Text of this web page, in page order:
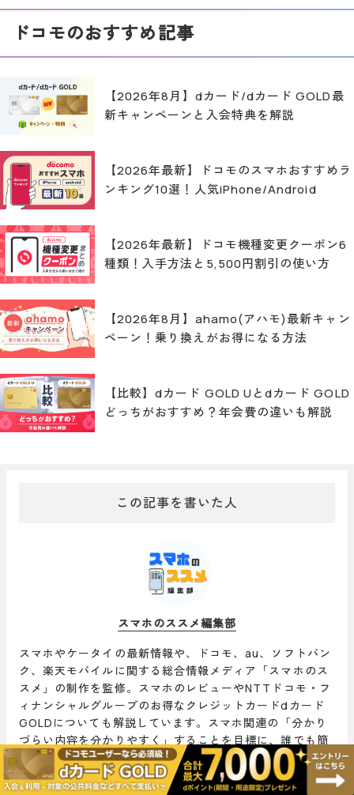
ドコモのおすすめ記事
【2026年8月】dカード/dカード GOLD最
新キャンペーンと入会特典を解説
【2026年最新】ドコモのスマホおすすめラ
ンキング10選！人気iPhone/Android
【2026年最新】ドコモ機種変更クーポン6
種類！入手方法と5,500円割引の使い方
【2026年8月】ahamo(アハモ)最新キャン
ペーン！乗り換えがお得になる方法
【比較】dカード GOLD Uとdカード GOLD
どっちがおすすめ？年会費の違いも解説
この記事を書いた人
スマホのススメ編集部
スマホやケータイの最新情報や、ドコモ、au、ソフトバン
ク、楽天モバイルに関する総合情報メディア「スマホのス
スメ」の制作を監修。スマホのレビューやNTTドコモ・フ
ィナンシャルグループのお得なクレジットカードdカード
GOLDについても解説しています。スマホ関連の「分かり
づらい内容を分かりやすく」することを目標に、誰でも簡
単にお得にできるようにユーザー目線で記事を配信してい
ます。